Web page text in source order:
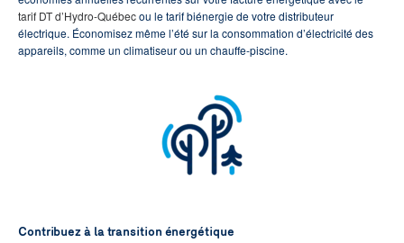
tarif DT d’Hydro-Québecou le tarif biénergie de votre distributeur
électrique. Économisez même l’été sur la consommation d’électricité des
appareils, comme un climatiseur ou un chauffe-piscine.
Contribuez à la transition énergétique